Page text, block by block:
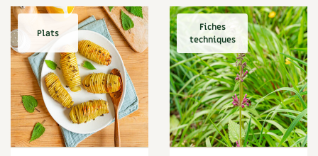
Moutarde
Multiplication
Muret
Muscade
Musique
Narcisse
Nature
Nettoyage
Plats
Fiches
techniques